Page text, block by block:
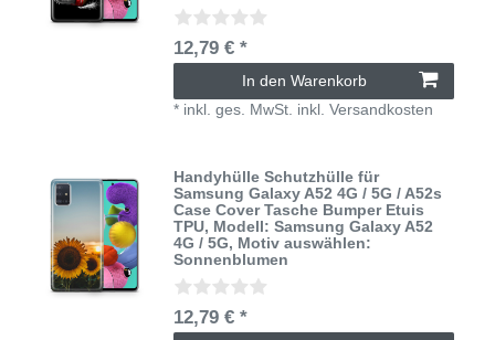
12,79 € *
In den Warenkorb
* inkl. ges. MwSt. inkl.Versandkosten
Handyhülle Schutzhülle für
Samsung Galaxy A52 4G / 5G / A52s
Case Cover Tasche Bumper Etuis
TPU, Modell: Samsung Galaxy A52
4G / 5G, Motiv auswählen:
Sonnenblumen
12,79 € *